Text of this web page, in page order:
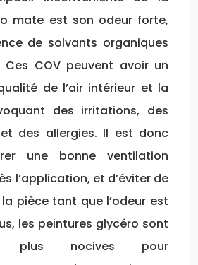
mate est son odeur forte,
de solvants organiques
COV peuvent avoir un
de l’air intérieur et la
des irritations, des
des allergies. Il est donc
une bonne ventilation
l’application, et d’éviter de
pièce tant que l’odeur est
les peintures glycéro sont
plus nocives pour